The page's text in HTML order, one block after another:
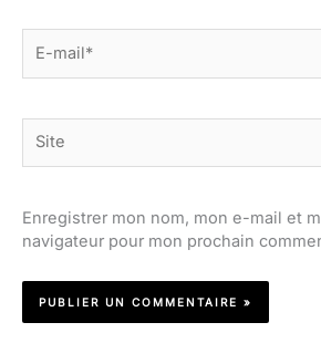
mail*
Enregistrer mon nom, mon e-mail et
navigateur pour mon prochain